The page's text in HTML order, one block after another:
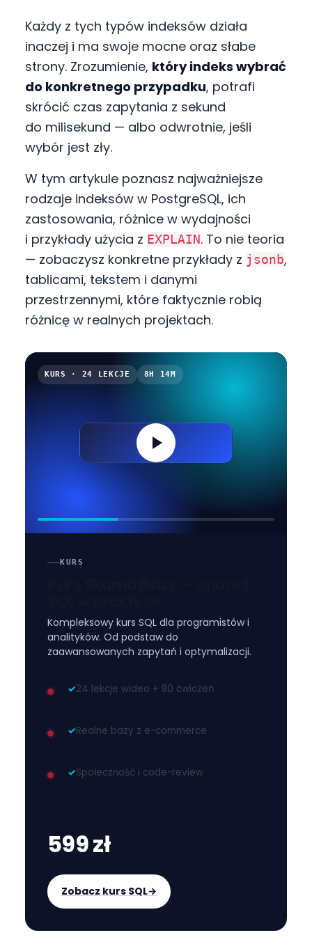
Każdy z tych typów indeksów działa
inaczej i ma swoje mocne oraz słabe
strony. Zrozumienie, który indeks wybrać
do konkretnego przypadku, potrafi
skrócić czas zapytania z sekund
do milisekund — albo odwrotnie, jeśli
wybór jest zły.
W tym artykule poznasz najważniejsze
rodzaje indeksów w PostgreSQL, ich
zastosowania, różnice w wydajności
i przykłady użycia z EXPLAIN. To nie teoria
— zobaczysz konkretne przykłady z jsonb,
tablicami, tekstem i danymi
przestrzennymi, które faktycznie robią
różnicę w realnych projektach.
KURS · 24 LEKCJE 8H 14M
KURS
Kompleksowy kurs SQL dla programistów i
analityków. Od podstaw do
zaawansowanych zapytań i optymalizacji.
✓24 lekcje wideo + 80 ćwiczeń
✓Realne bazy z e-commerce
✓Społeczność i code-review
599 zł
Zobacz kurs SQL→